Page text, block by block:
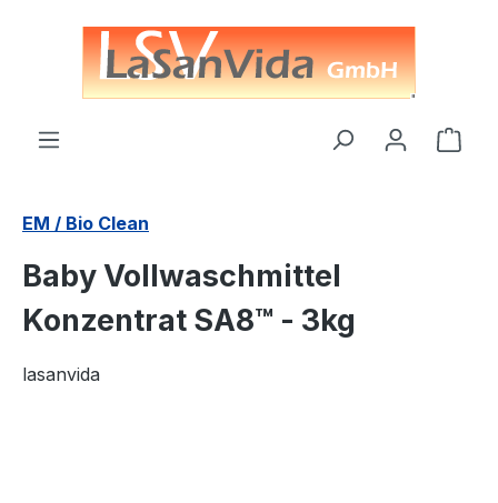
springen
EM / Bio Clean
Baby Vollwaschmittel
Konzentrat SA8™ - 3kg
lasanvida